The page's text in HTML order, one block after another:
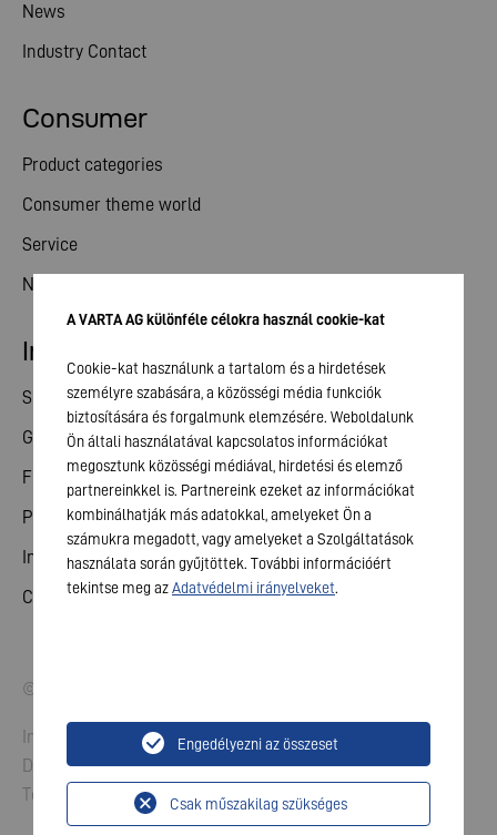
Consumer
Product categories
Consumer theme world
Service
News
News
Industry Contact
Investor relations
Share
General meeting
Financial calendar
Publications
Investor contact
Corporate governance
© 2026 VARTA AG. All rights reserved.
Imprint
Data Protection
Terms and Conditions
A VARTA AG különféle célokra használ cookie-kat
Cookie-kat használunk a tartalom és a hirdetések
személyre szabására, a közösségi média funkciók
biztosítására és forgalmunk elemzésére. Weboldalunk
Ön általi használatával kapcsolatos információkat
megosztunk közösségi médiával, hirdetési és elemző
partnereinkkel is. Partnereink ezeket az információkat
kombinálhatják más adatokkal, amelyeket Ön a
számukra megadott, vagy amelyeket a Szolgáltatások
használata során gyűjtöttek. További információért
tekintse meg azAdatvédelmi irányelveket.
Csak műszakilag szükséges
Engedélyezni az összeset